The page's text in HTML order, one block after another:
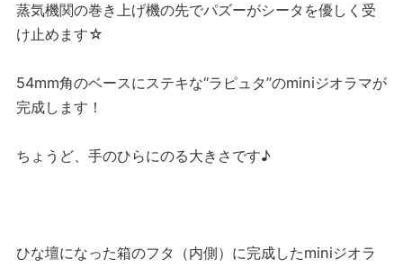
蒸気機関の巻き上げ機の先でパズーがシータを優しく受
け止めます☆
54mm角のベースにステキな“ラピュタ”のminiジオラマが
完成します！
ちょうど、手のひらにのる大きさです♪
ひな壇になった箱のフタ（内側）に完成したminiジオラ